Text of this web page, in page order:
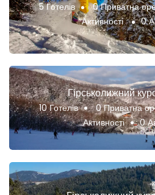
5 Готелів 0 Приватна
Активності
0
Гірськолижний
10 Готелів 0 Приватна
Активності
0